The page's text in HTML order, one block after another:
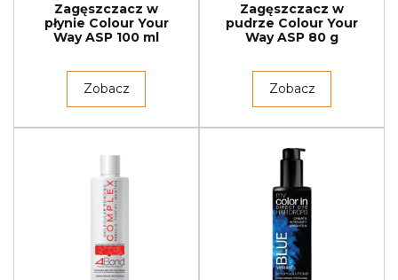
Zagęszczacz w
płynie Colour Your
Way ASP 100 ml
Zobacz
Zagęszczacz w
pudrze Colour Your
Way ASP 80 g
Zobacz